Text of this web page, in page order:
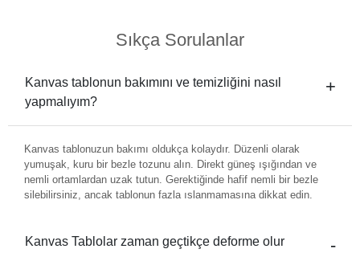
Sıkça Sorulanlar
Kanvas tablonun bakımını ve temizliğini nasıl
yapmalıyım?
Kanvas tablonuzun bakımı oldukça kolaydır. Düzenli olarak
yumuşak, kuru bir bezle tozunu alın. Direkt güneş ışığından ve
nemli ortamlardan uzak tutun. Gerektiğinde hafif nemli bir bezle
silebilirsiniz, ancak tablonun fazla ıslanmamasına dikkat edin.
Kanvas Tablolar zaman geçtikçe deforme olur